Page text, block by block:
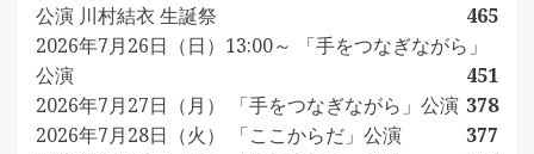
公演 川村結衣 生誕祭
465
2026年7月26日（日）13:00～ 「手をつなぎながら」
公演
451
2026年7月27日（月） 「手をつなぎながら」公演 378
2026年7月28日（火） 「ここからだ」公演
377